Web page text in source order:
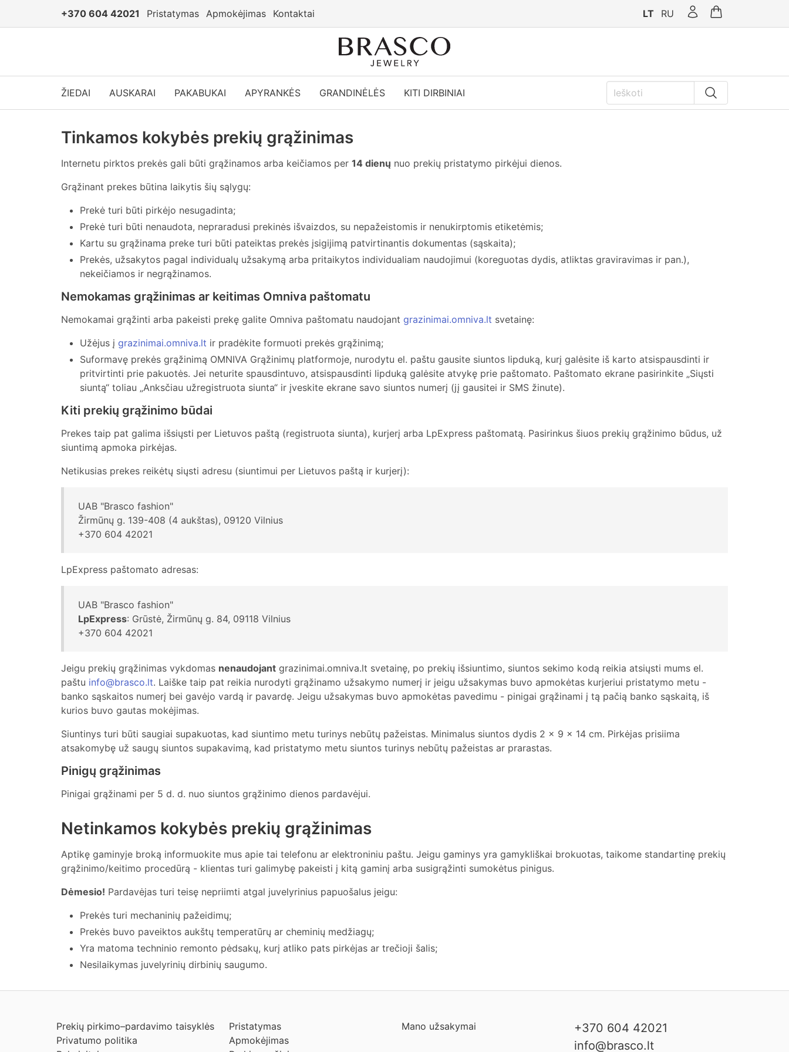
+370 604 42021 Pristatymas Apmokėjimas Kontaktai LT RU
ŽIEDAI AUSKARAI PAKABUKAI APYRANKĖS GRANDINĖLĖS KITI DIRBINIAI
Tinkamos kokybės prekių grąžinimas
Internetu pirktos prekės gali būti grąžinamos arba keičiamos per 14 dienų nuo prekių pristatymo pirkėjui dienos.
Grąžinant prekes būtina laikytis šių sąlygų:
Prekė turi būti pirkėjo nesugadinta;
Prekė turi būti nenaudota, nepraradusi prekinės išvaizdos, su nepažeistomis ir nenukirptomis etiketėmis;
Kartu su grąžinama preke turi būti pateiktas prekės įsigijimą patvirtinantis dokumentas (sąskaita);
Prekės, užsakytos pagal individualų užsakymą arba pritaikytos individualiam naudojimui (koreguotas dydis, atliktas graviravimas ir pan.),
nekeičiamos ir negrąžinamos.
Nemokamas grąžinimas ar keitimas Omniva paštomatu
Nemokamai grąžinti arba pakeisti prekę galite Omniva paštomatu naudojant grazinimai.omniva.lt svetainę:
Užėjus į grazinimai.omniva.lt ir pradėkite formuoti prekės grąžinimą;
Suformavę prekės grąžinimą OMNIVA Grąžinimų platformoje, nurodytu el. paštu gausite siuntos lipduką, kurį galėsite iš karto atsispausdinti ir
pritvirtinti prie pakuotės. Jei neturite spausdintuvo, atsispausdinti lipduką galėsite atvykę prie paštomato. Paštomato ekrane pasirinkite „Siųsti
siuntą“ toliau „Anksčiau užregistruota siunta“ ir įveskite ekrane savo siuntos numerį (jį gausitei ir SMS žinute).
Kiti prekių grąžinimo būdai
Prekes taip pat galima išsiųsti per Lietuvos paštą (registruota siunta), kurjerį arba LpExpress paštomatą. Pasirinkus šiuos prekių grąžinimo būdus, už
siuntimą apmoka pirkėjas.
Netikusias prekes reikėtų siųsti adresu (siuntimui per Lietuvos paštą ir kurjerį):
UAB "Brasco fashion"
Žirmūnų g. 139-408 (4 aukštas), 09120 Vilnius
+370 604 42021
LpExpress paštomato adresas:
UAB "Brasco fashion"
LpExpress: Grūstė, Žirmūnų g. 84, 09118 Vilnius
+370 604 42021
Jeigu prekių grąžinimas vykdomas nenaudojant grazinimai.omniva.lt svetainę, po prekių išsiuntimo, siuntos sekimo kodą reikia atsiųsti mums el.
paštu info@brasco.lt. Laiške taip pat reikia nurodyti grąžinamo užsakymo numerį ir jeigu užsakymas buvo apmokėtas kurjeriui pristatymo metu -
banko sąskaitos numerį bei gavėjo vardą ir pavardę. Jeigu užsakymas buvo apmokėtas pavedimu - pinigai grąžinami į tą pačią banko sąskaitą, iš
kurios buvo gautas mokėjimas.
Siuntinys turi būti saugiai supakuotas, kad siuntimo metu turinys nebūtų pažeistas. Minimalus siuntos dydis 2 x 9 x 14 cm. Pirkėjas prisiima
atsakomybę už saugų siuntos supakavimą, kad pristatymo metu siuntos turinys nebūtų pažeistas ar prarastas.
Pinigų grąžinimas
Pinigai grąžinami per 5 d. d. nuo siuntos grąžinimo dienos pardavėjui.
Netinkamos kokybės prekių grąžinimas
Aptikę gaminyje broką informuokite mus apie tai telefonu ar elektroniniu paštu. Jeigu gaminys yra gamykliškai brokuotas, taikome standartinę prekių
grąžinimo/keitimo procedūrą - klientas turi galimybę pakeisti į kitą gaminį arba susigrąžinti sumokėtus pinigus.
Dėmesio! Pardavėjas turi teisę nepriimti atgal juvelyrinius papuošalus jeigu:
Prekės turi mechaninių pažeidimų;
Prekės buvo paveiktos aukštų temperatūrų ar cheminių medžiagų;
Yra matoma techninio remonto pėdsakų, kurį atliko pats pirkėjas ar trečioji šalis;
Nesilaikymas juvelyrinių dirbinių saugumo.
Prekių pirkimo–pardavimo taisyklės
Privatumo politika
Pristatymas
Apmokėjimas
Mano užsakymai
+370 604 42021
info@brasco.lt